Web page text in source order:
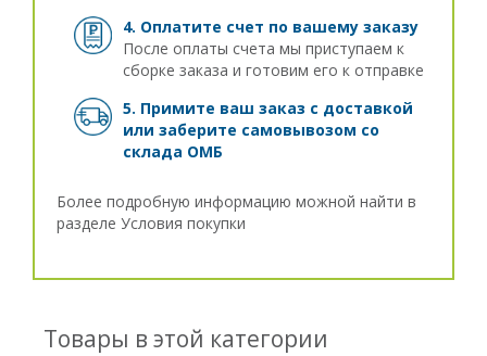
4. Оплатите счет по вашему заказу
После оплаты счета мы приступаем к
сборке заказа и готовим его к отправке
5. Примите ваш заказ с доставкой
или заберите самовывозом со
склада ОМБ
Более подробную информацию можной найти в
разделе Условия покупки
Товары в этой категории